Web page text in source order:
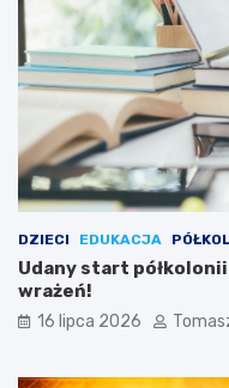
DZIECI EDUKACJA
Udany start
wrażeń!
16 lipca 2026